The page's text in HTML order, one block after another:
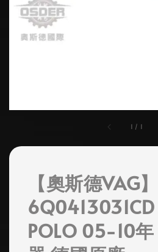
1 / 1
【奧斯德VAG】
POLO 05-10